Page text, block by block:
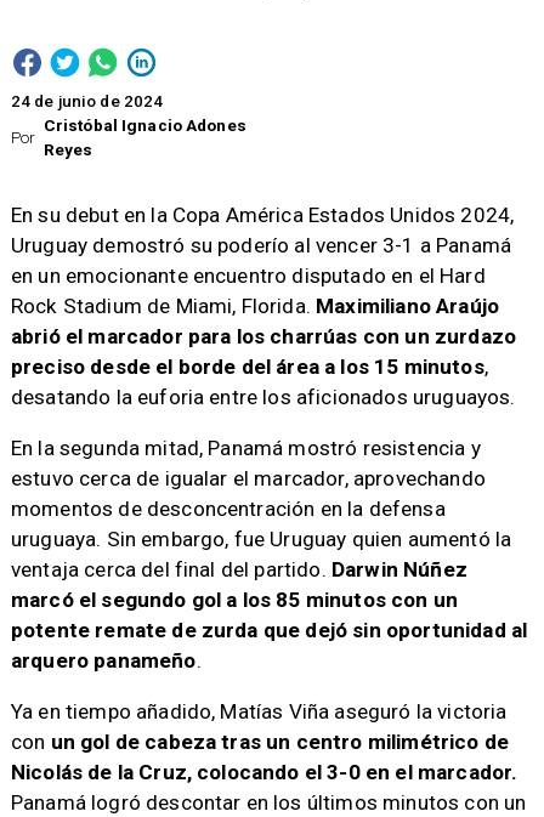
Por
Cristóbal Ignacio Adones
Reyes
24 de junio de 2024
En su debut en la Copa América Estados Unidos 2024,
Uruguay demostró su poderío al vencer 3-1 a Panamá
en un emocionante encuentro disputado en el Hard
Rock Stadium de Miami, Florida. Maximiliano Araújo
abrió el marcador para los charrúas con un zurdazo
preciso desde el borde del área a los 15 minutos,
desatando la euforia entre los aficionados uruguayos.
En la segunda mitad, Panamá mostró resistencia y
estuvo cerca de igualar el marcador, aprovechando
momentos de desconcentración en la defensa
uruguaya. Sin embargo, fue Uruguay quien aumentó la
ventaja cerca del final del partido. Darwin Núñez
marcó el segundo gol a los 85 minutos con un
potente remate de zurda que dejó sin oportunidad al
arquero panameño.
Ya en tiempo añadido, Matías Viña aseguró la victoria
con un gol de cabeza tras un centro milimétrico de
Nicolás de la Cruz, colocando el 3-0 en el marcador.
Panamá logró descontar en los últimos minutos con un